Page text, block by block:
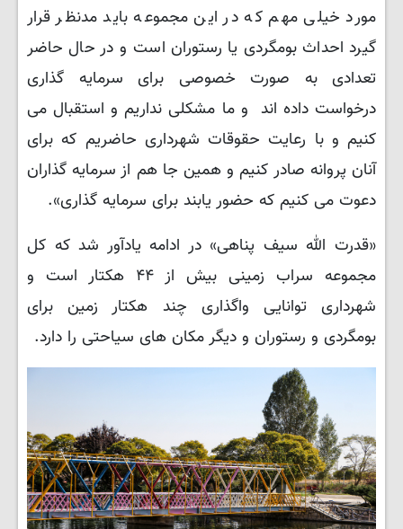
مورد خیلی مهم که در این مجموعه باید مدنظر قرار
گیرد احداث بومگردی یا رستوران است و در حال حاضر
تعدادی به صورت خصوصی برای سرمایه گذاری
درخواست داده اند و ما مشکلی نداریم و استقبال می
کنیم و با رعایت حقوقات شهرداری حاضریم که برای
آنان پروانه صادر کنیم و همین جا هم از سرمایه گذاران
دعوت می کنیم که حضور یابند برای سرمایه گذاری».
«قدرت الله سیف پناهی» در ادامه یادآور شد که کل
مجموعه سراب زمینی بیش از ۴۴ هکتار است و
شهرداری توانایی واگذاری چند هکتار زمین برای
بومگردی و رستوران و دیگر مکان های سیاحتی را دارد.